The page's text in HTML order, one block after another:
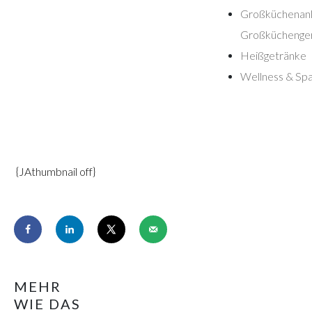
Heißgetränke
Wellness &
{JAthumbnail off}
MEHR
WIE DAS